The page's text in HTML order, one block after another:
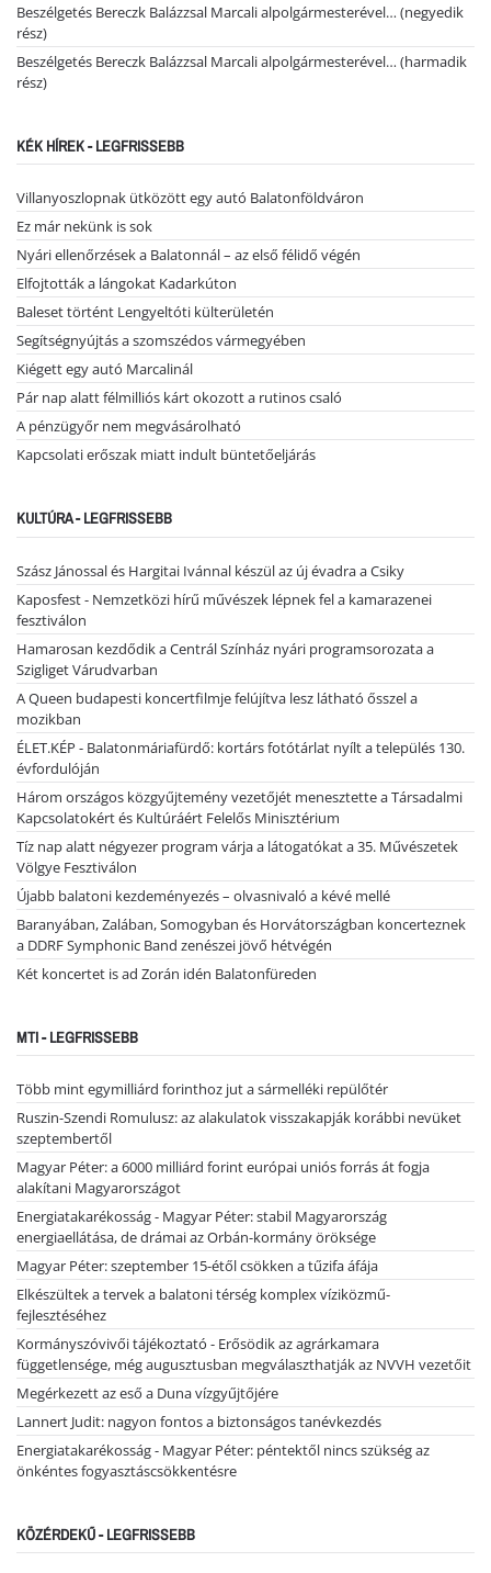
Beszélgetés Bereczk Balázzsal Marcali alpolgármesterével… (negyedik
rész)
Beszélgetés Bereczk Balázzsal Marcali alpolgármesterével… (harmadik
rész)
KÉK HÍREK - LEGFRISSEBB
Villanyoszlopnak ütközött egy autó Balatonföldváron
Ez már nekünk is sok
Nyári ellenőrzések a Balatonnál – az első félidő végén
Elfojtották a lángokat Kadarkúton
Baleset történt Lengyeltóti külterületén
Segítségnyújtás a szomszédos vármegyében
Kiégett egy autó Marcalinál
Pár nap alatt félmilliós kárt okozott a rutinos csaló
A pénzügyőr nem megvásárolható
Kapcsolati erőszak miatt indult büntetőeljárás
KULTÚRA - LEGFRISSEBB
Szász Jánossal és Hargitai Ivánnal készül az új évadra a Csiky
Kaposfest - Nemzetközi hírű művészek lépnek fel a kamarazenei
fesztiválon
Hamarosan kezdődik a Centrál Színház nyári programsorozata a
Szigliget Várudvarban
A Queen budapesti koncertfilmje felújítva lesz látható ősszel a
mozikban
ÉLET.KÉP - Balatonmáriafürdő: kortárs fotótárlat nyílt a település 130.
évfordulóján
Három országos közgyűjtemény vezetőjét menesztette a Társadalmi
Kapcsolatokért és Kultúráért Felelős Minisztérium
Tíz nap alatt négyezer program várja a látogatókat a 35. Művészetek
Völgye Fesztiválon
Újabb balatoni kezdeményezés – olvasnivaló a kévé mellé
Baranyában, Zalában, Somogyban és Horvátországban koncerteznek
a DDRF Symphonic Band zenészei jövő hétvégén
Két koncertet is ad Zorán idén Balatonfüreden
MTI - LEGFRISSEBB
Több mint egymilliárd forinthoz jut a sármelléki repülőtér
Ruszin-Szendi Romulusz: az alakulatok visszakapják korábbi nevüket
szeptembertől
Magyar Péter: a 6000 milliárd forint európai uniós forrás át fogja
alakítani Magyarországot
Energiatakarékosság - Magyar Péter: stabil Magyarország
energiaellátása, de drámai az Orbán-kormány öröksége
Magyar Péter: szeptember 15-étől csökken a tűzifa áfája
Elkészültek a tervek a balatoni térség komplex víziközmű-
fejlesztéséhez
Kormányszóvivői tájékoztató - Erősödik az agrárkamara
függetlensége, még augusztusban megválaszthatják az NVVH vezetőit
Megérkezett az eső a Duna vízgyűjtőjére
Lannert Judit: nagyon fontos a biztonságos tanévkezdés
Energiatakarékosság - Magyar Péter: péntektől nincs szükség az
önkéntes fogyasztáscsökkentésre
KÖZÉRDEKŰ - LEGFRISSEBB